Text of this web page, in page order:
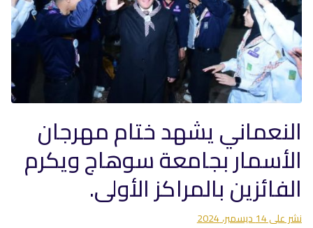
النعماني يشهد ختام مهرجان
الأسمار بجامعة سوهاج ويكرم
الفائزين بالمراكز الأولى.
نشر على14 ديسمبر، 2024